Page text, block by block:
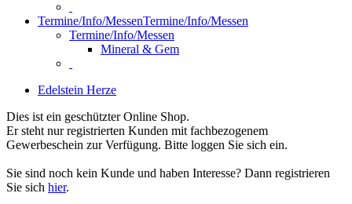
Termine/Info/MessenTermine/Info/Messen
Termine/Info/Messen
Mineral & Gem
Edelstein Herze
Dies ist ein geschützter Online Shop.
Er steht nur registrierten Kunden mit fachbezogenem
Gewerbeschein zur Verfügung. Bitte loggen Sie sich ein.
Sie sind noch kein Kunde und haben Interesse? Dann registrieren
Sie sich hier.